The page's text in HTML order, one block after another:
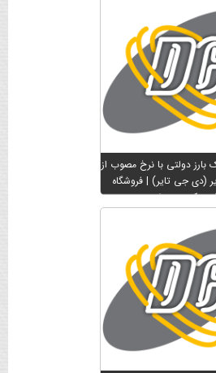
بارز دولتی با نرخ مصوب از
(دی جی تایر) | فروشگاه
میرجعفری